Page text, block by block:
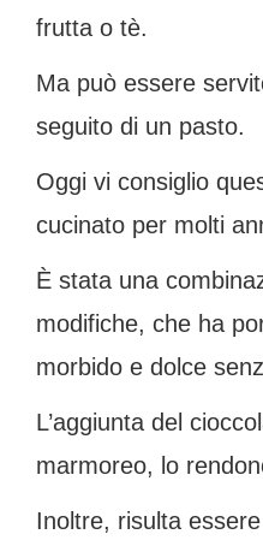
frutta o tè.
Ma può essere
seguito di un pasto.
Oggi vi consiglio
cucinato per molti
È stata una
modifiche, che ha
morbido e dolce
L’aggiunta del
marmoreo, lo
Inoltre, risulta